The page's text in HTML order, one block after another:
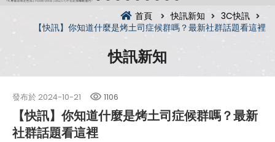
首頁 快訊新知
3C快訊
【快訊】你知道什麼是烤土司症候群嗎？最新社群話題看這裡
快訊新知
發布於 2024-10-21 1106
【快訊】你知道什麼是烤土司症候群嗎？最新
社群話題看這裡